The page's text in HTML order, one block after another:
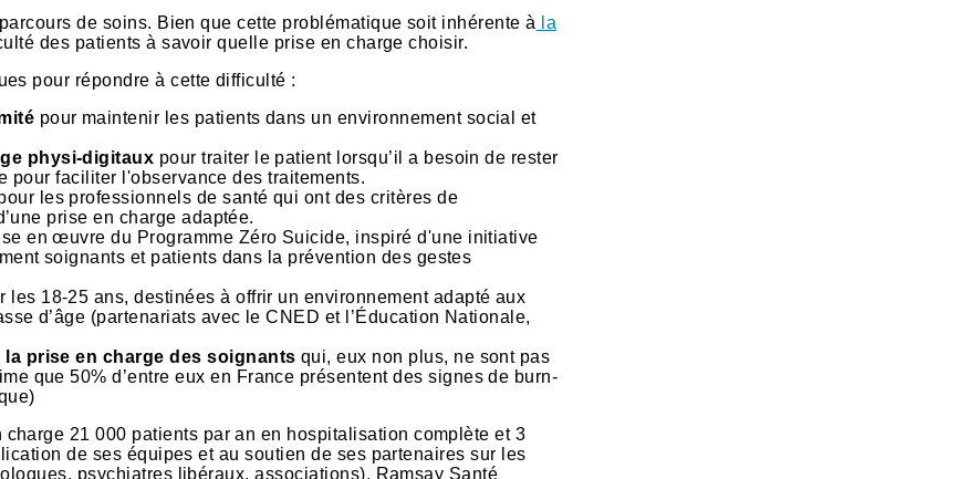
de soins. Bien que cette problématique soit inhérente à la
des patients à savoir quelle prise en charge choisir.
pour répondre à cette difficulté :
pour maintenir les patients dans un environnement social et
physi-digitaux pour traiter le patient lorsqu’il a besoin de rester
pour faciliter l'observance des traitements.
les professionnels de santé qui ont des critères de
prise en charge adaptée.
en œuvre du Programme Zéro Suicide, inspiré d'une initiative
soignants et patients dans la prévention des gestes
les 18-25 ans, destinées à offrir un environnement adapté aux
d’âge (partenariats avec le CNED et l’Éducation Nationale,
la prise en charge des soignants qui, eux non plus, ne sont pas
que 50% d’entre eux en France présentent des signes de burn-
21 000 patients par an en hospitalisation complète et 3
de ses équipes et au soutien de ses partenaires sur les
psychiatres libéraux, associations), Ramsay Santé